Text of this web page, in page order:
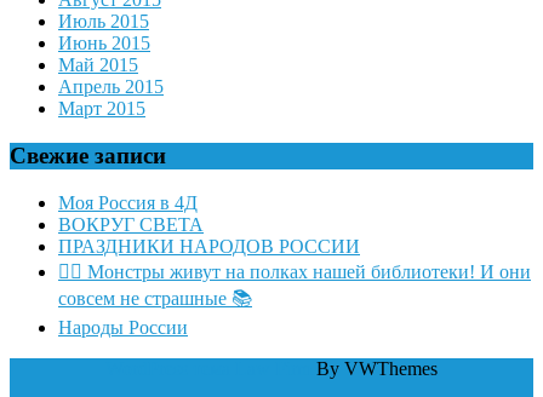
Июль 2015
Июнь 2015
Май 2015
Апрель 2015
Март 2015
Свежие записи
Моя Россия в 4Д
ВОКРУГ СВЕТА
ПРАЗДНИКИ НАРОДОВ РОССИИ
🧛‍♂ Монстры живут на полках нашей библиотеки! И они
совсем не страшные 📚
Народы России
By VWThemes